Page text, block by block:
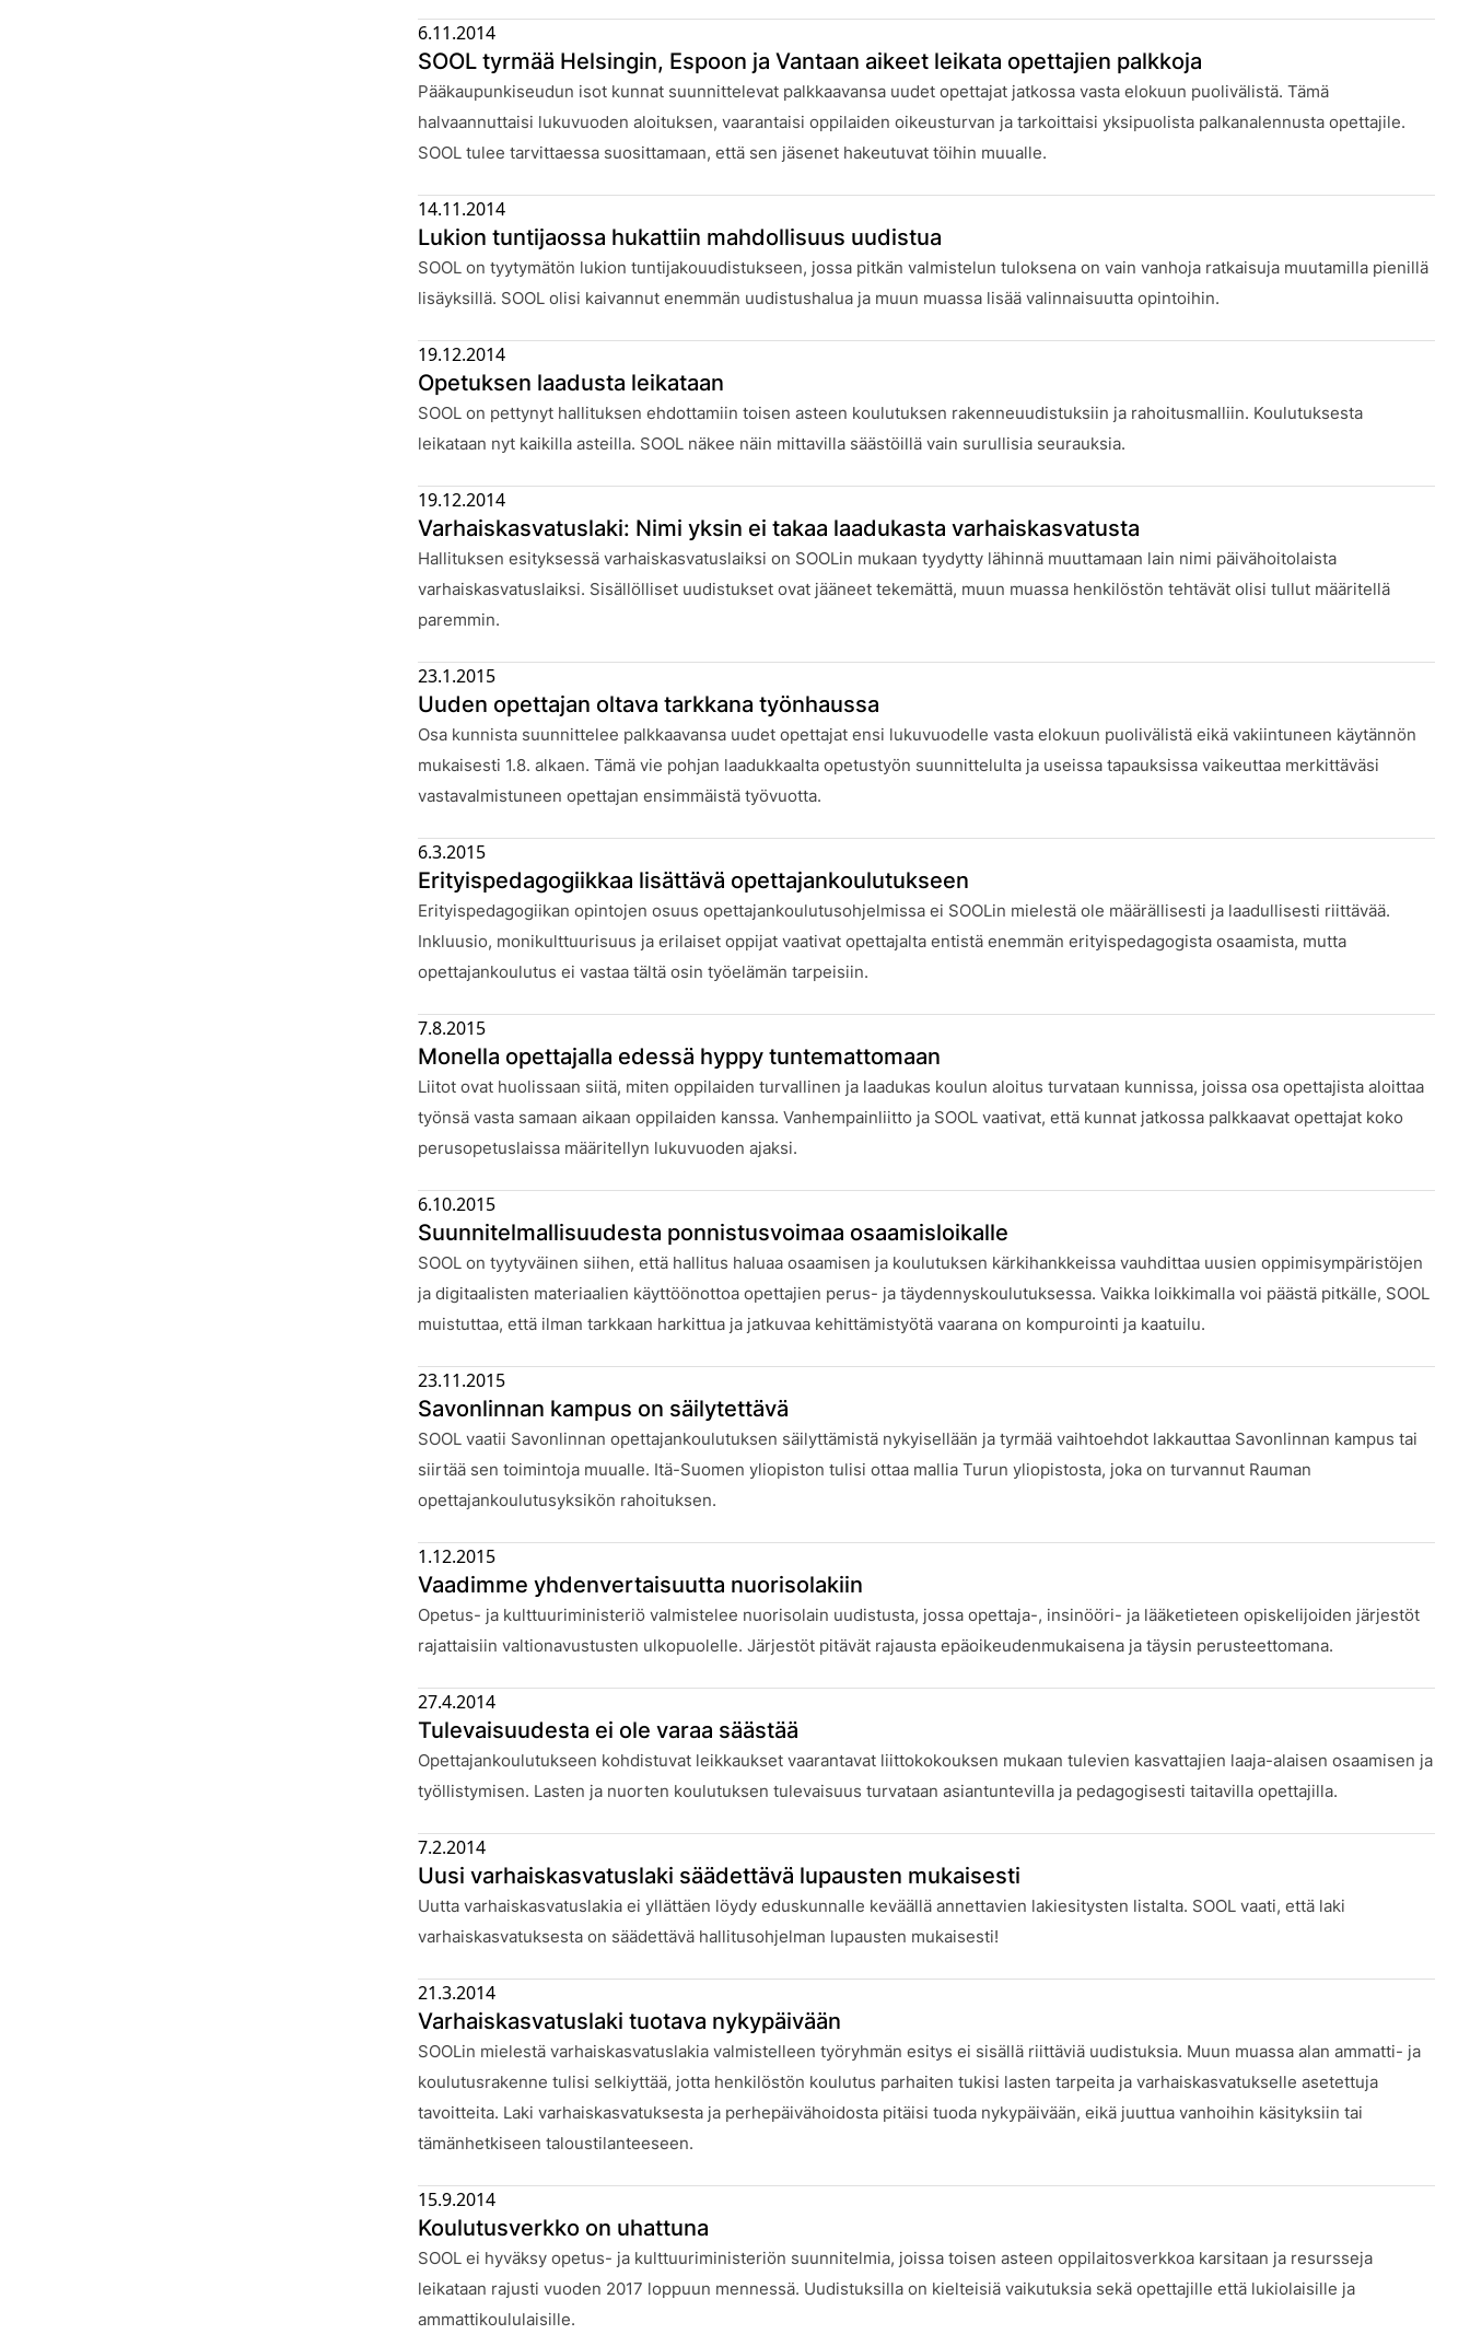
SOOL tyrmää Helsingin, Espoon ja Vantaan aikeet leikata opettajien palkkoja
Julkaistu:
6.11.2014
Pääkaupunkiseudun isot kunnat suunnittelevat palkkaavansa uudet opettajat jatkossa vasta elokuun puolivälistä. Tämä
halvaannuttaisi lukuvuoden aloituksen, vaarantaisi oppilaiden oikeusturvan ja tarkoittaisi yksipuolista palkanalennusta opettajile.
SOOL tulee tarvittaessa suosittamaan, että sen jäsenet hakeutuvat töihin muualle.
Lukion tuntijaossa hukattiin mahdollisuus uudistua
Julkaistu:
14.11.2014
SOOL on tyytymätön lukion tuntijakouudistukseen, jossa pitkän valmistelun tuloksena on vain vanhoja ratkaisuja muutamilla pienillä
lisäyksillä. SOOL olisi kaivannut enemmän uudistushalua ja muun muassa lisää valinnaisuutta opintoihin.
Opetuksen laadusta leikataan
Julkaistu:
19.12.2014
SOOL on pettynyt hallituksen ehdottamiin toisen asteen koulutuksen rakenneuudistuksiin ja rahoitusmalliin. Koulutuksesta
leikataan nyt kaikilla asteilla. SOOL näkee näin mittavilla säästöillä vain surullisia seurauksia.
Varhaiskasvatuslaki: Nimi yksin ei takaa laadukasta varhaiskasvatusta
Julkaistu:
19.12.2014
Hallituksen esityksessä varhaiskasvatuslaiksi on SOOLin mukaan tyydytty lähinnä muuttamaan lain nimi päivähoitolaista
varhaiskasvatuslaiksi. Sisällölliset uudistukset ovat jääneet tekemättä, muun muassa henkilöstön tehtävät olisi tullut määritellä
paremmin.
Uuden opettajan oltava tarkkana työnhaussa
Julkaistu:
23.1.2015
Osa kunnista suunnittelee palkkaavansa uudet opettajat ensi lukuvuodelle vasta elokuun puolivälistä eikä vakiintuneen käytännön
mukaisesti 1.8. alkaen. Tämä vie pohjan laadukkaalta opetustyön suunnittelulta ja useissa tapauksissa vaikeuttaa merkittäväsi
vastavalmistuneen opettajan ensimmäistä työvuotta.
Erityispedagogiikkaa lisättävä opettajankoulutukseen
Julkaistu:
6.3.2015
Erityispedagogiikan opintojen osuus opettajankoulutusohjelmissa ei SOOLin mielestä ole määrällisesti ja laadullisesti riittävää.
Inkluusio, monikulttuurisuus ja erilaiset oppijat vaativat opettajalta entistä enemmän erityispedagogista osaamista, mutta
opettajankoulutus ei vastaa tältä osin työelämän tarpeisiin.
Monella opettajalla edessä hyppy tuntemattomaan
Julkaistu:
7.8.2015
Liitot ovat huolissaan siitä, miten oppilaiden turvallinen ja laadukas koulun aloitus turvataan kunnissa, joissa osa opettajista aloittaa
työnsä vasta samaan aikaan oppilaiden kanssa. Vanhempainliitto ja SOOL vaativat, että kunnat jatkossa palkkaavat opettajat koko
perusopetuslaissa määritellyn lukuvuoden ajaksi.
Suunnitelmallisuudesta ponnistusvoimaa osaamisloikalle
Julkaistu:
6.10.2015
SOOL on tyytyväinen siihen, että hallitus haluaa osaamisen ja koulutuksen kärkihankkeissa vauhdittaa uusien oppimisympäristöjen
ja digitaalisten materiaalien käyttöönottoa opettajien perus- ja täydennyskoulutuksessa. Vaikka loikkimalla voi päästä pitkälle, SOOL
muistuttaa, että ilman tarkkaan harkittua ja jatkuvaa kehittämistyötä vaarana on kompurointi ja kaatuilu.
Savonlinnan kampus on säilytettävä
Julkaistu:
23.11.2015
SOOL vaatii Savonlinnan opettajankoulutuksen säilyttämistä nykyisellään ja tyrmää vaihtoehdot lakkauttaa Savonlinnan kampus tai
siirtää sen toimintoja muualle. Itä-Suomen yliopiston tulisi ottaa mallia Turun yliopistosta, joka on turvannut Rauman
opettajankoulutusyksikön rahoituksen.
Vaadimme yhdenvertaisuutta nuorisolakiin
Julkaistu:
1.12.2015
Opetus- ja kulttuuriministeriö valmistelee nuorisolain uudistusta, jossa opettaja-, insinööri- ja lääketieteen opiskelijoiden järjestöt
rajattaisiin valtionavustusten ulkopuolelle. Järjestöt pitävät rajausta epäoikeudenmukaisena ja täysin perusteettomana.
Tulevaisuudesta ei ole varaa säästää
Julkaistu:
27.4.2014
Opettajankoulutukseen kohdistuvat leikkaukset vaarantavat liittokokouksen mukaan tulevien kasvattajien laaja-alaisen osaamisen ja
työllistymisen. Lasten ja nuorten koulutuksen tulevaisuus turvataan asiantuntevilla ja pedagogisesti taitavilla opettajilla.
Uusi varhaiskasvatuslaki säädettävä lupausten mukaisesti
Julkaistu:
7.2.2014
Uutta varhaiskasvatuslakia ei yllättäen löydy eduskunnalle keväällä annettavien lakiesitysten listalta. SOOL vaati, että laki
varhaiskasvatuksesta on säädettävä hallitusohjelman lupausten mukaisesti!
Varhaiskasvatuslaki tuotava nykypäivään
Julkaistu:
21.3.2014
SOOLin mielestä varhaiskasvatuslakia valmistelleen työryhmän esitys ei sisällä riittäviä uudistuksia. Muun muassa alan ammatti- ja
koulutusrakenne tulisi selkiyttää, jotta henkilöstön koulutus parhaiten tukisi lasten tarpeita ja varhaiskasvatukselle asetettuja
tavoitteita. Laki varhaiskasvatuksesta ja perhepäivähoidosta pitäisi tuoda nykypäivään, eikä juuttua vanhoihin käsityksiin tai
tämänhetkiseen taloustilanteeseen.
Koulutusverkko on uhattuna
Julkaistu:
15.9.2014
SOOL ei hyväksy opetus- ja kulttuuriministeriön suunnitelmia, joissa toisen asteen oppilaitosverkkoa karsitaan ja resursseja
leikataan rajusti vuoden 2017 loppuun mennessä. Uudistuksilla on kielteisiä vaikutuksia sekä opettajille että lukiolaisille ja
ammattikoululaisille.